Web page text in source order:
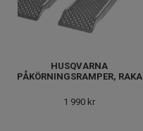
HUSQVARNA
PÅKÖRNINGSRAMPER, RAKA
1 990 kr